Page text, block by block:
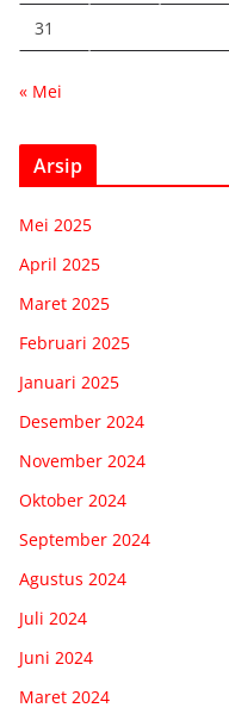
31
« Mei
Arsip
Mei 2025
April 2025
Maret 2025
Februari 2025
Januari 2025
Desember 2024
November 2024
Oktober 2024
September 2024
Agustus 2024
Juli 2024
Juni 2024
Maret 2024